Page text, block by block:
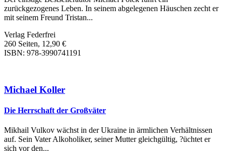
zurückgezogenes Leben. In seinem abgelegenen Häuschen zecht er
mit seinem Freund Tristan...
Verlag Federfrei
260 Seiten, 12,90 €
ISBN: 978-3990741191
Michael Koller
Die Herrschaft der Großväter
Mikhail Vulkov wächst in der Ukraine in ärmlichen Verhältnissen
auf. Sein Vater Alkoholiker, seiner Mutter gleichgültig, ?üchtet er
sich vor den...